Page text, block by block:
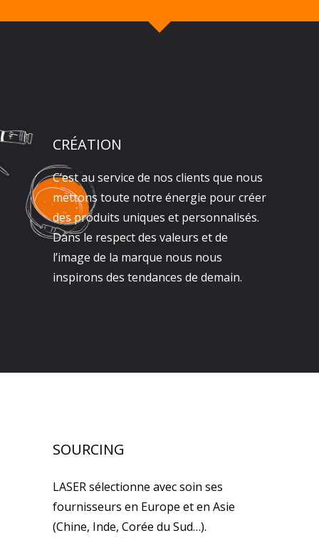
CRÉATION
C’est au service de nos clients que nous
mettons toute notre énergie pour créer
des produits uniques et personnalisés.
Dans le respect des valeurs et de
l’image de la marque nous nous
inspirons des tendances de demain.
SOURCING
LASER sélectionne avec soin ses
fournisseurs en Europe et en Asie
(Chine, Inde, Corée du Sud…).